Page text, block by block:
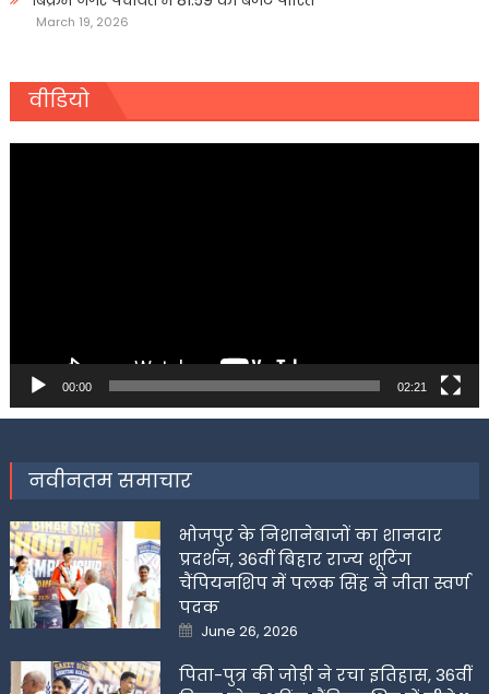
March 19, 2026
वीडियो
00:00 02:21
नवीनतम समाचार
भोजपुर के निशानेबाजों का शानदार
प्रदर्शन, 36वीं बिहार राज्य शूटिंग
चैंपियनशिप में पलक सिंह ने जीता स्वर्ण
पदक
Posted
on
June 26, 2026
पिता-पुत्र की जोड़ी ने रचा इतिहास, 36वीं